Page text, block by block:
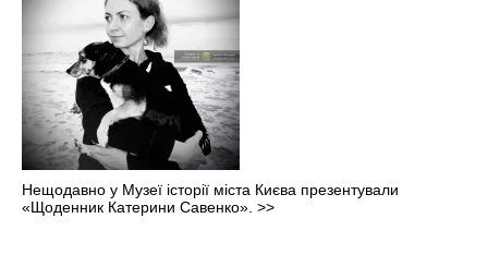
Нещодавно у Музеї історії міста Києва презентували
«Щоденник Катерини Савенко». >>